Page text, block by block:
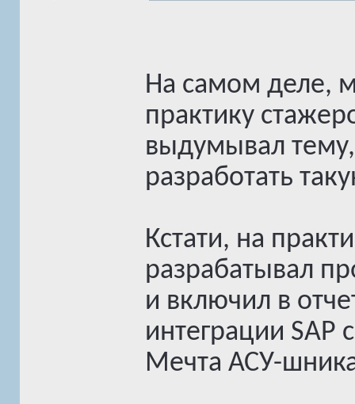
На самом деле,
практику
выдумывал тему,
разработать
Кстати, на
разрабатывал
и включил в
интеграции
Мечта АСУ-